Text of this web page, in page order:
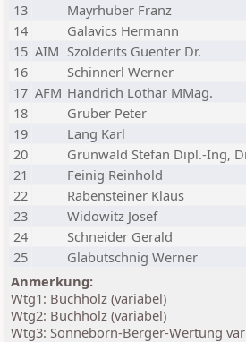
13
Mayrhuber Franz
14
Galavics Hermann
15 AIM Szolderits Guenter Dr.
16
Schinnerl Werner
17 AFM Handrich Lothar MMag.
18
Gruber Peter
19
Lang Karl
20
Grünwald Stefan Dipl.-Ing,
21
Feinig Reinhold
22
Rabensteiner Klaus
23
Widowitz Josef
24
Schneider Gerald
25
Glabutschnig Werner
Anmerkung:
Wtg1: Buchholz (variabel)
Wtg2: Buchholz (variabel)
Wtg3: Sonneborn-Berger-Wertung